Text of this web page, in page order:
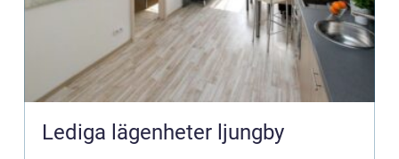
Lediga lägenheter ljungby